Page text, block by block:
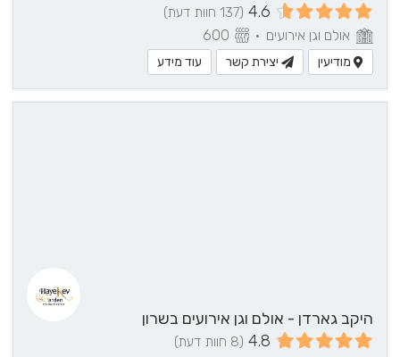
4.6 (137 חוות דעת)
אולם וגן אירועים •
מודיעין יצירת קשר עוד מידע
היקב גארדן - אולם וגן אירועים בשרון
4.8 (8 חוות דעת)